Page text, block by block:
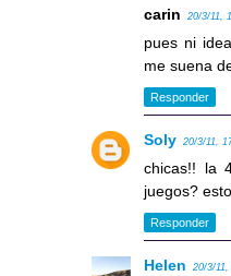
carin 20/3/11,
pues ni
me suena
Responder
Soly 20/3/11,
chicas!! la
juegos?
Responder
Helen 20/3/11,